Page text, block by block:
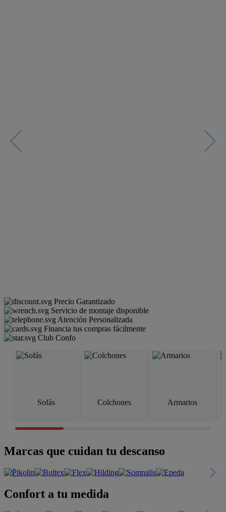
Precio Garantizado
Servicio de montaje disponible
Atención Personalizada
Financia tus compras fácilmente
Club Confo
Sofás Colchones Armarios
Marcas que cuidan tu descanso
Confort a tu medida